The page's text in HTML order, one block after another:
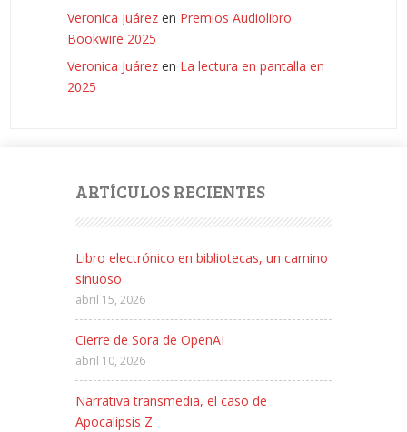
Veronica Juárez en Premios Audiolibro
Bookwire 2025
Veronica Juárez en La lectura en pantalla en
2025
ARTÍCULOS RECIENTES
Libro electrónico en bibliotecas, un camino
sinuoso
abril 15, 2026
Cierre de Sora de OpenAI
abril 10, 2026
Narrativa transmedia, el caso de
Apocalipsis Z